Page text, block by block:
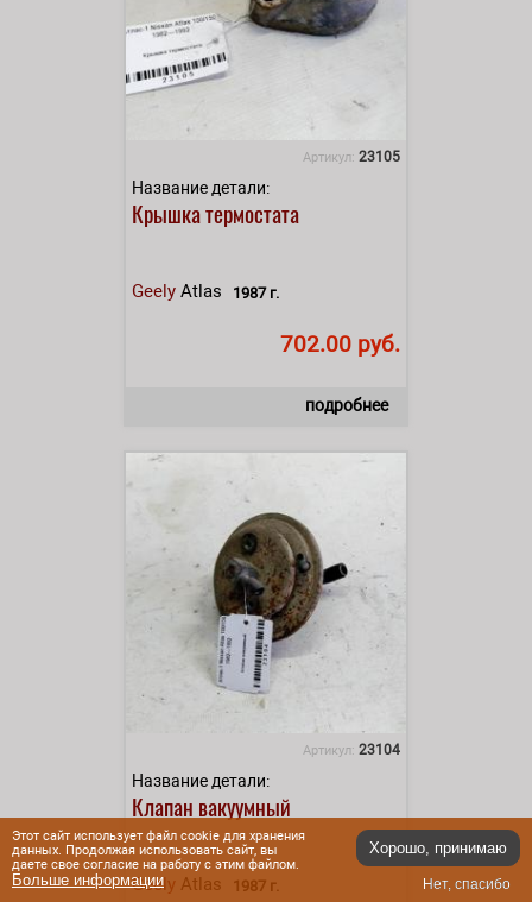
Артикул: 23105
Название детали:
Крышка термостата
Geely Atlas 1987 г.
702.00 руб.
подробнее
Артикул: 23104
Название детали:
Клапан вакуумный
Geely Atlas 1987 г.
Этот сайт использует файл cookie для хранения
данных. Продолжая использовать сайт, вы
даете свое согласие на работу с этим файлом.
Больше информации
Хорошо, принимаю
Нет, спасибо